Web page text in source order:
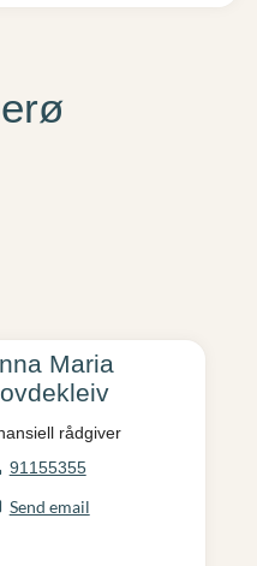
Maria
rådgiver
91155355
Send email